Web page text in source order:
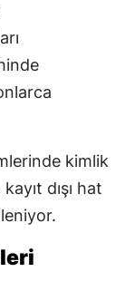
kimlik
dışı hat